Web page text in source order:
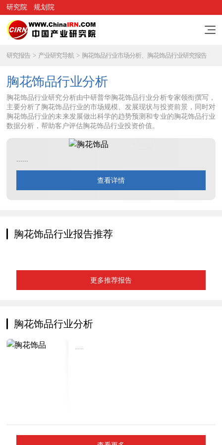
研究院 规划院
研究报告 > 产业研究导航 > 胸花饰品行业市场分析、胸花饰品行业研究报告
胸花饰品行业分析
胸花饰品行业研究分析由中研普华胸花饰品行业分析专家领衔撰写，
主要分析了胸花饰品行业的市场规模、发展现状与投资前景，同时对
胸花饰品行业的未来发展做出科学的趋势预测和专业的胸花饰品行业
数据分析，帮助客户评估胸花饰品行业投资价值。
......
查看详情
胸花饰品行业报告推荐
更多推荐报告
胸花饰品行业分析
......